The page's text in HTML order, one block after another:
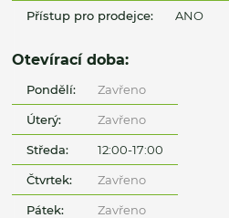
Přístup pro prodejce: ANO
Otevírací doba:
Pondělí: Zavřeno
Úterý: Zavřeno
Středa: 12:00-17:00
Čtvrtek: Zavřeno
Pátek: Zavřeno